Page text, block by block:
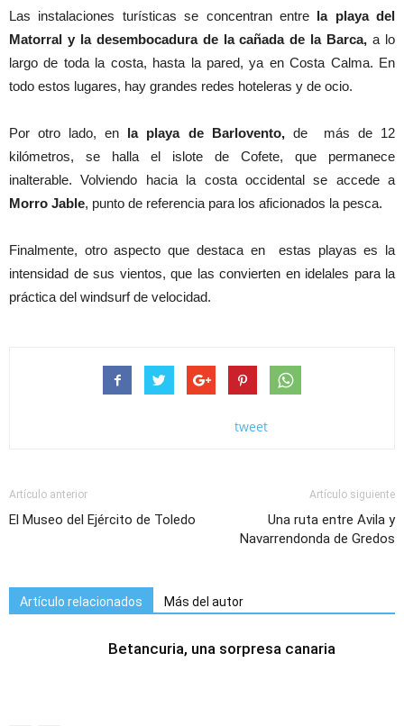
Las instalaciones turísticas se concentran entre la playa del
Matorral y la desembocadura de la cañada de la Barca, a lo
largo de toda la costa, hasta la pared, ya en Costa Calma. En
todo estos lugares, hay grandes redes hoteleras y de ocio.
Por otro lado, en la playa de Barlovento,de más de 12
kilómetros, se halla el islote de Cofete, que permanece
inalterable. Volviendo hacia la costa occidental se accede a
Morro Jable, punto de referencia para los aficionados la pesca.
Finalmente, otro aspecto que destaca en estas playas es la
intensidad de sus vientos, que las convierten en idelales para la
práctica del windsurf de velocidad.
tweet
Artículo anterior
El Museo del Ejército de Toledo
Artículo siguiente
Una ruta entre Avila y
Navarrendonda de Gredos
Artículo relacionados Más del autor
Betancuria, una sorpresa canaria